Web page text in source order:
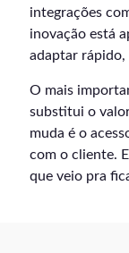
integrações
inovação está
adaptar rápido,
O mais
substitui o
muda é o
com o cliente.
que veio pra